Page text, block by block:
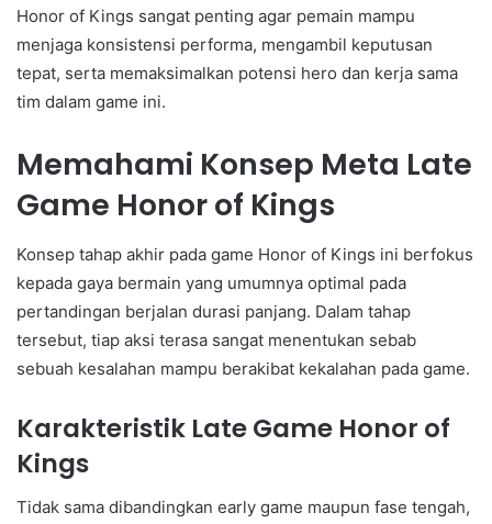
Honor of Kings sangat penting agar pemain mampu
menjaga konsistensi performa, mengambil keputusan
tepat, serta memaksimalkan potensi hero dan kerja sama
tim dalam game ini.
Memahami Konsep Meta Late
Game Honor of Kings
Konsep tahap akhir pada game Honor of Kings ini berfokus
kepada gaya bermain yang umumnya optimal pada
pertandingan berjalan durasi panjang. Dalam tahap
tersebut, tiap aksi terasa sangat menentukan sebab
sebuah kesalahan mampu berakibat kekalahan pada game.
Karakteristik Late Game Honor of
Kings
Tidak sama dibandingkan early game maupun fase tengah,